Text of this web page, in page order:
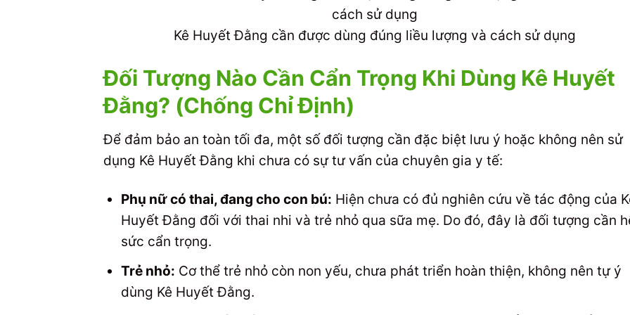
Kê Huyết Đằng cần được dùng đúng liều lượng và cách sử dụng
Đối Tượng Nào Cần Cẩn Trọng Khi Dùng Kê Huyết
Đằng? (Chống Chỉ Định)
Để đảm bảo an toàn tối đa, một số đối tượng cần đặc biệt lưu ý hoặc không nên sử
dụng Kê Huyết Đằng khi chưa có sự tư vấn của chuyên gia y tế:
Phụ nữ có thai, đang cho con bú: Hiện chưa có đủ nghiên cứu về tác động của
Huyết Đằng đối với thai nhi và trẻ nhỏ qua sữa mẹ. Do đó, đây là đối tượng cần
sức cẩn trọng.
Trẻ nhỏ: Cơ thể trẻ nhỏ còn non yếu, chưa phát triển hoàn thiện, không nên tự ý
dùng Kê Huyết Đằng.